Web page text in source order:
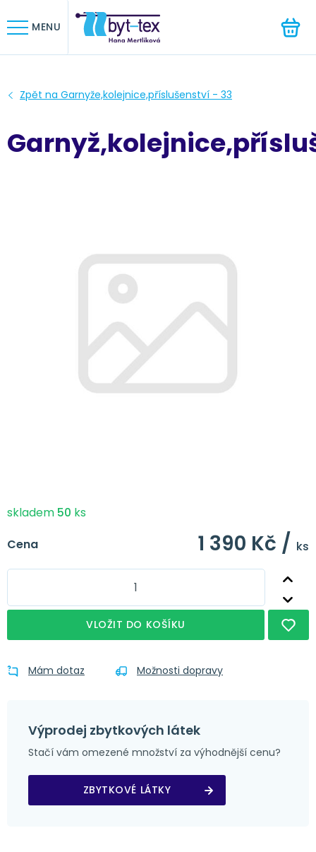
MENU
skladem 50 ks
Cena
1 390 Kč / ks
VLOŽIT DO KOŠÍKU
Mám dotaz Možnosti dopravy
Výprodej zbytkových látek
Stačí vám omezené množství za výhodnější cenu?
ZBYTKOVÉ LÁTKY